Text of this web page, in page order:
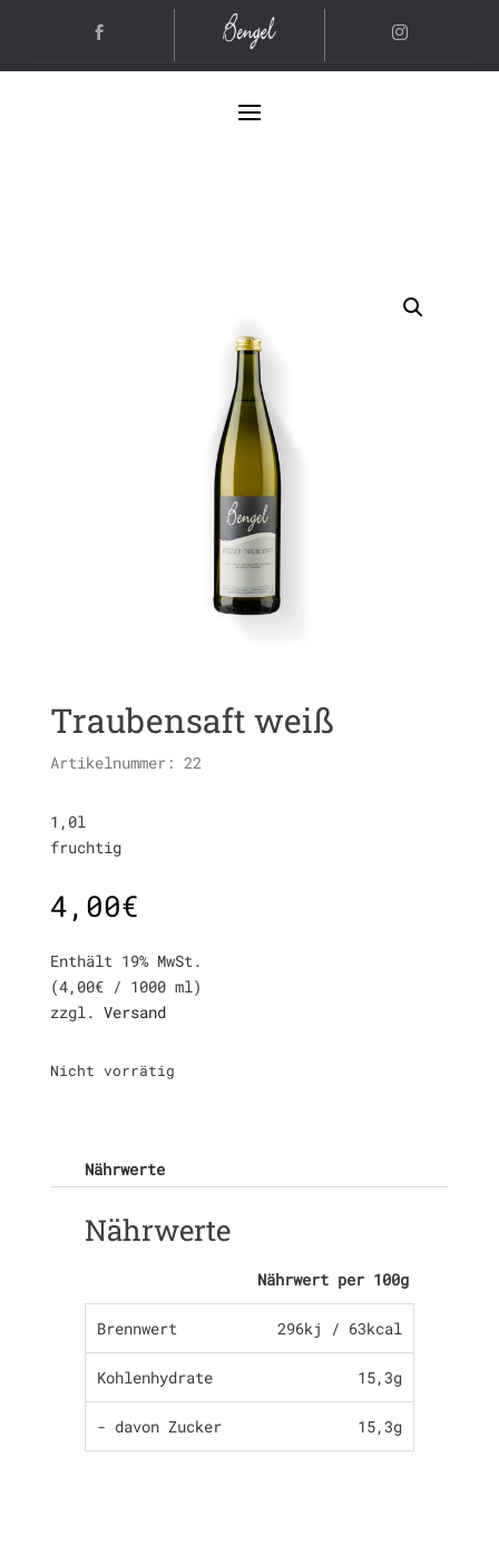
Traubensaft weiß
Artikelnummer: 22
1,0l
fruchtig
4,00€
Enthält 19% MwSt.
(4,00€/ 1000 ml)
zzgl. Versand
Nicht vorrätig
Nährwerte
Nährwerte
Nährwert per 100g
Brennwert 296kj / 63kcal
Kohlenhydrate 15,3g
- davon Zucker 15,3g